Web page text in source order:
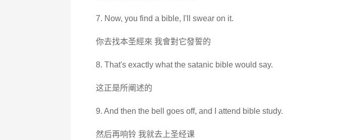
7. Now, you find a bible, I'll swear on it.
你去找本圣經來 我會對它發誓的
8. That's exactly what the satanic bible would say.
这正是所阐述的
9. And then the bell goes off, and I attend bible study.
然后再响铃 我就去上圣经课